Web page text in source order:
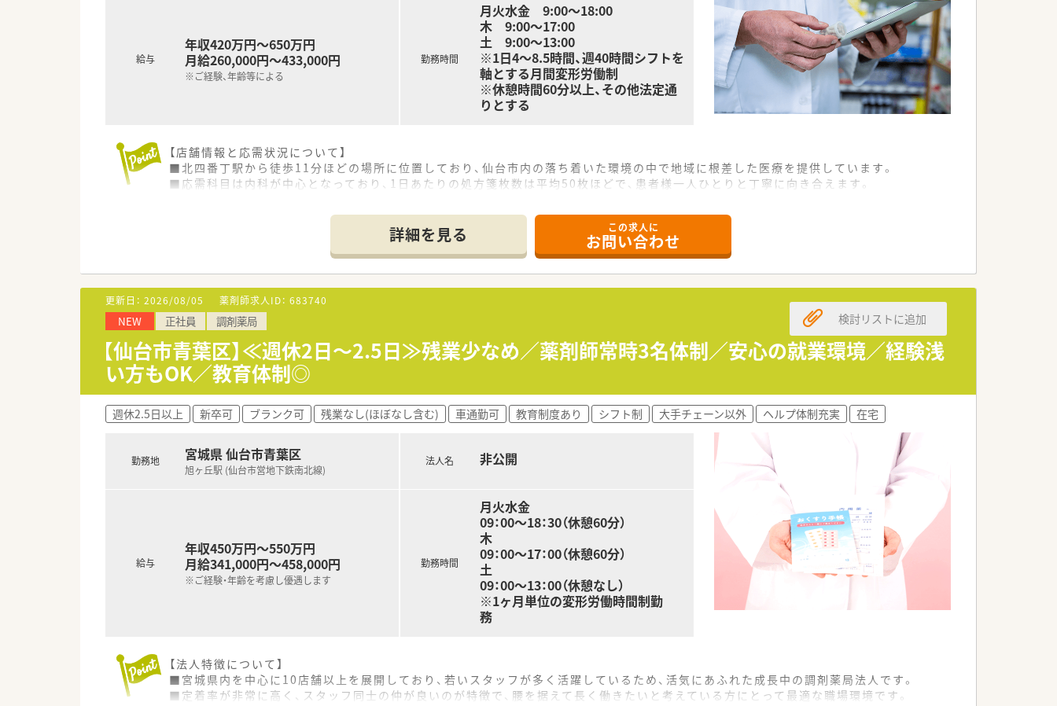
給与
年収420万円～650万円
月給260,000円～433,000円
※ご経験、年齢等による
勤務時間
月火水金 9:00～18:00
木 9:00～17:00
土 9:00～13:00
※1日4～8.5時間、週40時間シフトを
軸とする月間変形労働制
※休憩時間60分以上、その他法定通
りとする
【店舗情報と応需状況について】
■北四番丁駅から徒歩11分ほどの場所に位置しており、仙台市内の落ち着いた環境の中で地域に根差した医療を提供しています。
■応需科目は内科が中心となっており、1日あたりの処方箋枚数は平均50枚ほどで、患者様一人ひとりと丁寧に向き合えます。
■入社時のレベルに合わせたオーダーメイド研修があるため、調剤未経験の方でもプロの薬剤師として一歩ずつ成長いただけます。
■現場での経験を積んだ後は、管理薬剤師や薬局長、さらには本部のスタッフ職など、本人の志向に合わせた多彩な道があります。
■業界初の「MI研修」を通じて、高度な対話技術を習得できるため、患者様から信頼される専門性の高い薬剤師を目指せます。
【想定されるモデル年収】
■全国転勤が可能なコースを選択した場合、20代後半から30歳前後のモデル年収として600万円から650万円が想定されます。
■都道府県を限定して勤務する場合でも、480万円から550万円程度の給与水準が期待でき、安定した生活基盤を築けます。
■30種類以上の豊富な手当が用意されており、役職や専門認定の取得状況に応じて、着実に年収をアップさせることが可能です。
【こんな取り組みをしています】
■患者様の行動変容を促す「MI研修」を導入し、単なる薬の説明に留まらない、心に寄り添う対話力の強化に注力しています。
■全店舗に「MRC（メディカルリスクコントローラー）」を配置することで、重大な過誤を未然に防ぐ安全環境を整備しています。
■2022年より2年をかけて全店舗の薬歴を「Musubi」へ刷新しており、ITの力でより質の高い服薬指導の実践を目指しています。
詳細を見る この求人に
お問い合わせ
更新日： 2026/08/05 薬剤師求人ID： 683740
NEW 正社員 調剤薬局
【仙台市青葉区】≪週休2日～2.5日≫残業少なめ／薬剤師常時3名体制／安心の就業環境／経験浅
い方もOK／教育体制◎
検討リストに追加
週休2.5日以上 新卒可 ブランク可 残業なし(ほぼなし含む) 車通勤可 教育制度あり シフト制 大手チェーン以外 ヘルプ体制充実 在宅
勤務地 宮城県 仙台市青葉区
旭ヶ丘駅 (仙台市営地下鉄南北線)
給与
年収450万円～550万円
月給341,000円～458,000円
※ご経験・年齢を考慮し優遇します
法人名 非公開
勤務時間
月火水金
09：00～18：30（休憩60分）
木
09：00～17：00（休憩60分）
土
09：00～13：00（休憩なし）
※1ヶ月単位の変形労働時間制勤
務
【法人特徴について】
■宮城県内を中心に10店舗以上を展開しており、若いスタッフが多く活躍しているため、活気にあふれた成長中の調剤薬局法人です。
■定着率が非常に高く、スタッフ同士の仲が良いのが特徴で、腰を据えて長く働きたいと考えている方にとって最適な職場環境です。